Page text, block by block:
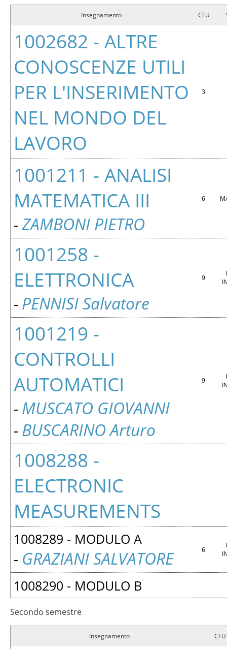
Insegnamento CFU
1002682 - ALTRE
CONOSCENZE UTILI
PER L'INSERIMENTO
NEL MONDO DEL
LAVORO
3
1001211 - ANALISI
MATEMATICA III
-ZAMBONI PIETRO
6
1001258 -
ELETTRONICA
- PENNISI Salvatore
9
1001219 -
CONTROLLI
AUTOMATICI
- MUSCATO GIOVANNI
- BUSCARINO Arturo
9
1008288 -
ELECTRONIC
MEASUREMENTS
1008289 - MODULO A
- GRAZIANI SALVATORE 6
1008290 - MODULO B
Secondo semestre
Insegnamento CFU